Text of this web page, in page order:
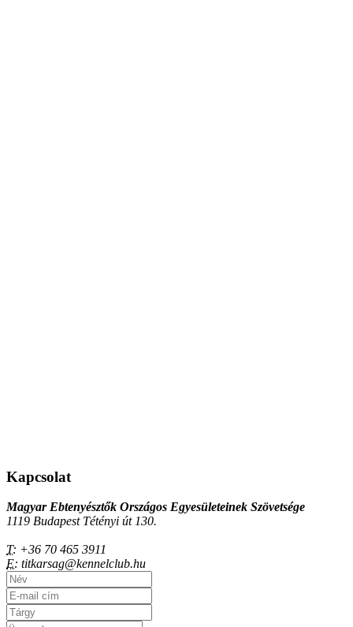
Kapcsolat
Magyar Ebtenyésztők Országos Egyesületeinek Szövetsége
1119 Budapest Tétényi út 130.
T: +36 70 465 3911
E: titkarsag@kennelclub.hu